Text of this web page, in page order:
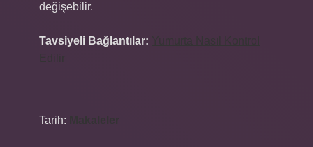
değişebilir.
Tavsiyeli Bağlantılar:
Tarih: